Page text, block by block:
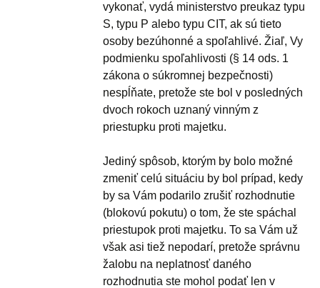
vykonať, vydá ministerstvo preukaz typu
S, typu P alebo typu CIT, ak sú tieto
osoby bezúhonné a spoľahlivé. Žiaľ, Vy
podmienku spoľahlivosti (§ 14 ods. 1
zákona o súkromnej bezpečnosti)
nespĺňate, pretože ste bol v posledných
dvoch rokoch uznaný vinným z
priestupku proti majetku.
Jediný spôsob, ktorým by bolo možné
zmeniť celú situáciu by bol prípad, kedy
by sa Vám podarilo zrušiť rozhodnutie
(blokovú pokutu) o tom, že ste spáchal
priestupok proti majetku. To sa Vám už
však asi tiež nepodarí, pretože správnu
žalobu na neplatnosť daného
rozhodnutia ste mohol podať len v